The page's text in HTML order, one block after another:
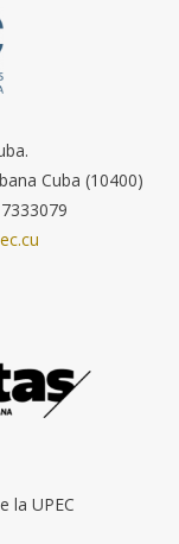
Cuba (10400)
la UPEC